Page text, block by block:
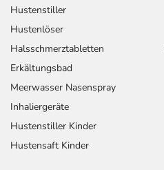
Hustenstiller
Hustenlöser
Halsschmerztabletten
Erkältungsbad
Meerwasser Nasenspray
Inhaliergeräte
Hustenstiller Kinder
Hustensaft Kinder